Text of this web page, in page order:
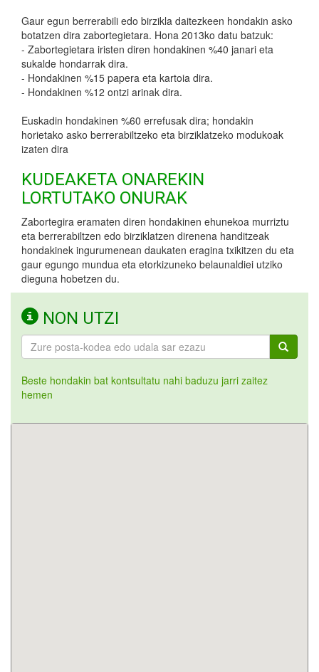
Gaur egun berrerabili edo birzikla daitezkeen hondakin asko
botatzen dira zabortegietara. Hona 2013ko datu batzuk:
- Zabortegietara iristen diren hondakinen %40 janari eta
sukalde hondarrak dira.
- Hondakinen %15 papera eta kartoia dira.
- Hondakinen %12 ontzi arinak dira.
Euskadin hondakinen %60 errefusak dira; hondakin
horietako asko berrerabiltzeko eta birziklatzeko modukoak
izaten dira
KUDEAKETA ONAREKIN
LORTUTAKO ONURAK
Zabortegira eramaten diren hondakinen ehunekoa murriztu
eta berrerabiltzen edo birziklatzen direnena handitzeak
hondakinek ingurumenean daukaten eragina txikitzen du eta
gaur egungo mundua eta etorkizuneko belaunaldiei utziko
dieguna hobetzen du.
NON UTZI
Beste hondakin bat kontsultatu nahi baduzu jarri zaitez
hemen